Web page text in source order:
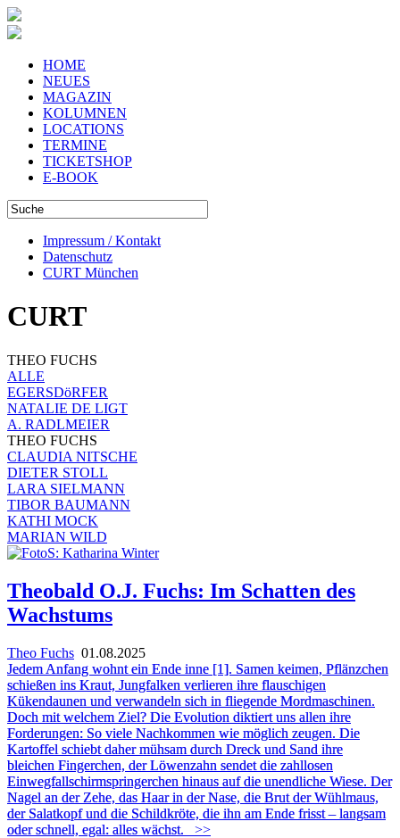
HOME
NEUES
MAGAZIN
KOLUMNEN
LOCATIONS
TERMINE
TICKETSHOP
E-BOOK
Impressum / Kontakt
Datenschutz
CURT München
CURT
THEO FUCHS
ALLE
EGERSDöRFER
NATALIE DE LIGT
A. RADLMEIER
THEO FUCHS
CLAUDIA NITSCHE
DIETER STOLL
LARA SIELMANN
TIBOR BAUMANN
KATHI MOCK
MARIAN WILD
Theobald O.J. Fuchs: Im Schatten des
Wachstums
Theo Fuchs 01.08.2025
Jedem Anfang wohnt ein Ende inne [1]. Samen keimen, Pflänzchen
schießen ins Kraut, Jungfalken verlieren ihre flauschigen
Kükendaunen und verwandeln sich in fliegende Mordmaschinen.
Doch mit welchem Ziel? Die Evolution diktiert uns allen ihre
Forderungen: So viele Nachkommen wie möglich zeugen. Die
Kartoffel schiebt daher mühsam durch Dreck und Sand ihre
bleichen Fingerchen, der Löwenzahn sendet die zahllosen
Einwegfallschirmspringerchen hinaus auf die unendliche Wiese. Der
Nagel an der Zehe, das Haar in der Nase, die Brut der Wühlmaus,
der Salatkopf und die Schildkröte, die ihn am Ende frisst – langsam
oder schnell, egal: alles wächst.
>>